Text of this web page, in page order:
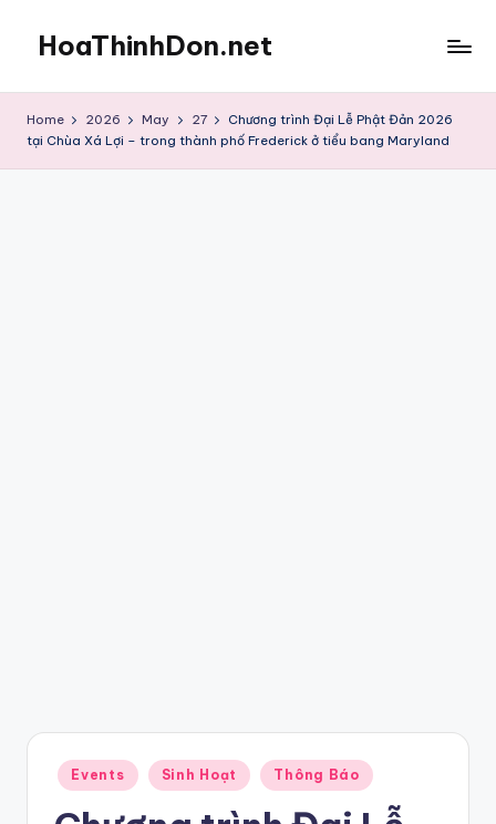
content
HoaThinhDon.net
in
Home 2026 May 27
Chương trình Đại Lễ Phật Đản 2026
tại Chùa Xá Lợi – trong thành phố Frederick ở tiểu bang Maryland
Posted
in
Events Sinh Hoạt Thông Báo